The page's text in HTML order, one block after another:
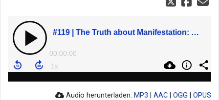
#119 | The Truth about Manifestation: Wie 2026 ganz einfach dein Jahr werden kann mit Asha Edwards
00:00:00
Audio herunterladen: MP3 AAC OGG OPUS